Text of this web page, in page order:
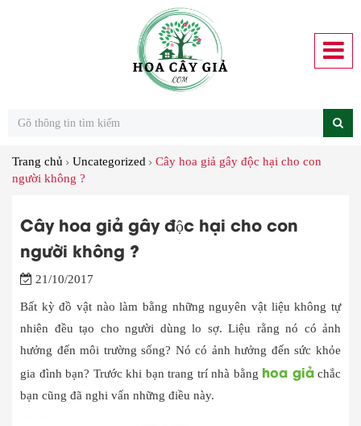
Trang chủ Uncategorized
Cây hoa giả gây độc hại cho con
người không ?
Cây hoa giả gây độc hại cho con
người không ?
21/10/2017
Bất kỳ đồ vật nào làm bằng những nguyên vật liệu không tự
nhiên đều tạo cho người dùng lo sợ. Liệu rằng nó có ảnh
hưởng đến môi trường sống? Nó có ảnh hưởng đến sức khỏe
gia đình bạn? Trước khi bạn trang trí nhà bằng hoa giảchắc
bạn cũng đã nghi vấn những điều này.